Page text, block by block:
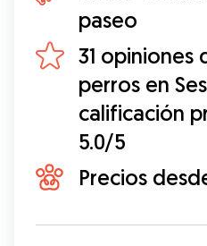
paseo
31 opiniones
perros en
calificación
5.0/5
Precios